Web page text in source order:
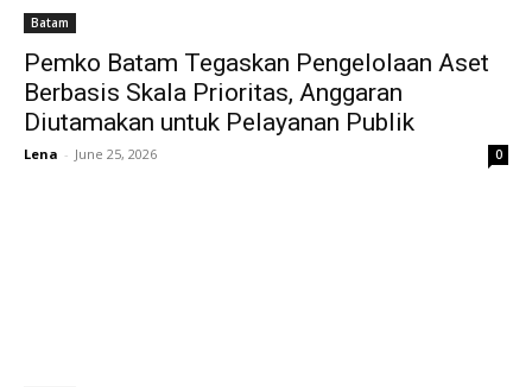
Batam
Pemko Batam Tegaskan Pengelolaan Aset
Berbasis Skala Prioritas, Anggaran
Diutamakan untuk Pelayanan Publik
Lena - June 25, 2026 0